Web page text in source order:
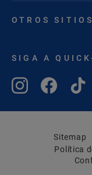
OTROS SITIOS
SIGA A
Sitemap
Política